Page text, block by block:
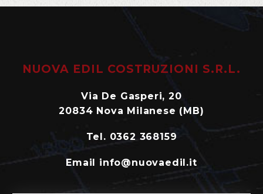
NUOVA EDIL COSTRUZIONI S.R.L.
Via De Gasperi, 20
20834 Nova Milanese (MB)
Tel. 0362 368159
Email info@nuovaedil.it